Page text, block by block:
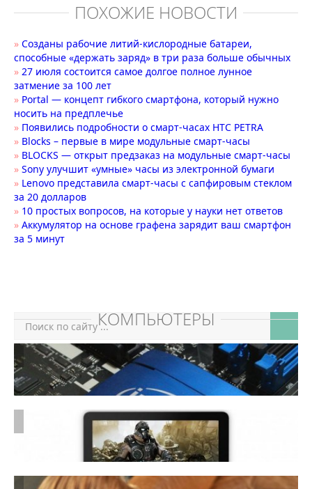
ПОХОЖИЕ НОВОСТИ
» Созданы рабочие литий-кислородные батареи,
способные «держать заряд» в три раза больше обычных
» 27 июля состоится самое долгое полное лунное
затмение за 100 лет
» Portal — концепт гибкого смартфона, который нужно
носить на предплечье
» Появились подробности о смарт-часах HTC PETRA
» Blocks – первые в мире модульные смарт-часы
» BLOCKS — открыт предзаказ на модульные смарт-часы
» Sony улучшит «умные» часы из электронной бумаги
» Lenovo представила смарт-часы с сапфировым стеклом
за 20 долларов
» 10 простых вопросов, на которые у науки нет ответов
» Аккумулятор на основе графена зарядит ваш смартфон
за 5 минут
КОМПЬЮТЕРЫ